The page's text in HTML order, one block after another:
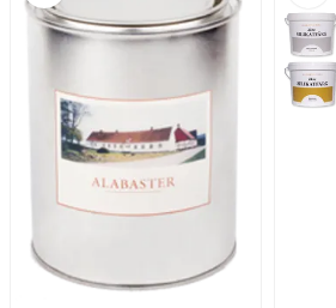
Ja, ni får publicera min fråga